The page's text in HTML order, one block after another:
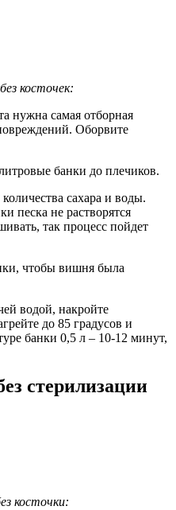
косточек:
нужна самая отборная
Оборвите
банки до плечиков.
сахара и воды.
песка не растворятся
так процесс пойдет
чтобы вишня была
водой, накройте
до 85 градусов и
банки 0,5 л – 10-12 минут,
стерилизации
косточки: